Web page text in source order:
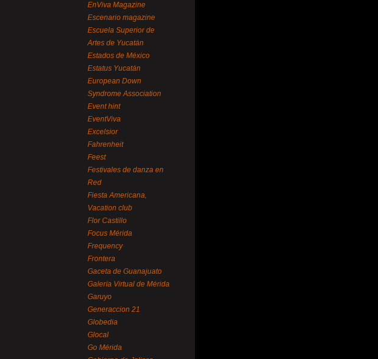
EnViva Magazine
Escenario magazine
Escuela Superior de
Artes de Yucatán
Estados de México
Estatus Yucatán
European Down
Syndrome Association
Event hint
EventViva
Excelsior
Fahrenheit
Feest
Festivales de danza en
Red
Fiesta Americana,
Vacation club
Flor Castillo
Focus Mérida
Frequency
Frontera
Gaceta de Guanajuato
Galería Virtual de Mérida
Garuyo
Generaccion 21
Globedia
Glocal
Go Mérida